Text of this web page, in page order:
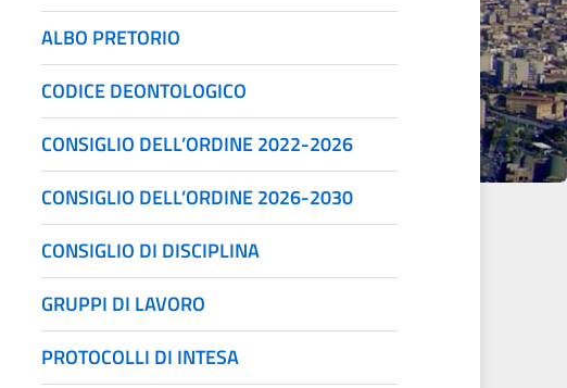
ALBO PRETORIO
CODICE DEONTOLOGICO
CONSIGLIO DELL’ORDINE 2022-2026
CONSIGLIO DELL’ORDINE 2026-2030
CONSIGLIO DI DISCIPLINA
GRUPPI DI LAVORO
PROTOCOLLI DI INTESA